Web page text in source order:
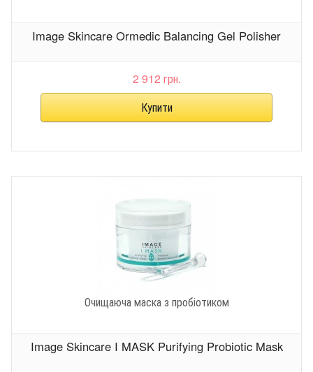
Image Skincare Ormedic Balancing Gel Polisher
2 912 грн.
Очищаюча маска з пробіотиком
Image Skincare I MASK Purifying Probiotic Mask